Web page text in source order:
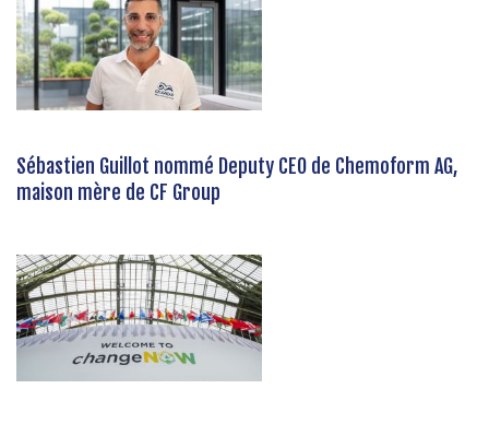
Sébastien Guillot nommé Deputy CEO de Chemoform AG,
maison mère de CF Group